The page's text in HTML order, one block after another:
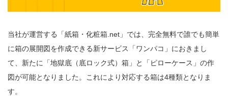
当社が運営する「紙箱・化粧箱 .net 」では、完全無料で誰でも簡単
に箱の展開図を作成できる新サービス「ワンパコ」におきまし
て、新たに「地獄底（底ロック式）箱」と「ピローケース」の作
図が可能となりました。これにより対応する箱は4種類となりま
す。